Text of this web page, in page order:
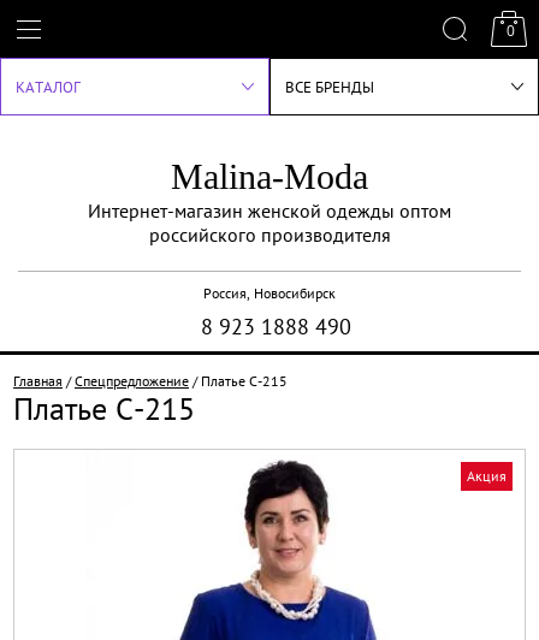
0
КАТАЛОГ ВСЕ БРЕНДЫ
Malina-Moda
Интернет-магазин женской одежды оптом
российского производителя
Россия, Новосибирск
8 923 1888 490
Главная /Спецпредложение / Платье С-215
Платье С-215
Акция